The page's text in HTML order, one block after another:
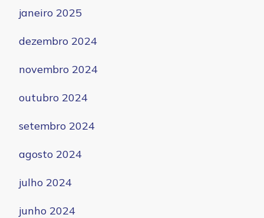
janeiro 2025
dezembro 2024
novembro 2024
outubro 2024
setembro 2024
agosto 2024
julho 2024
junho 2024